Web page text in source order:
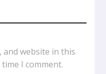
and website in this
I comment.